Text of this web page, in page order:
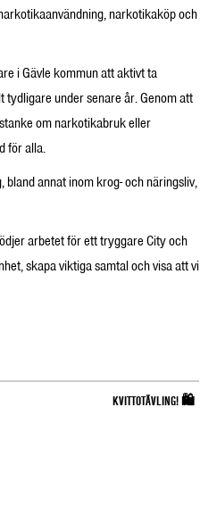
narkotikaköp och
i Gävle kommun att aktivt ta
under senare år. Genom att
om narkotikabruk eller
för alla.
annat inom krog- och näringsliv,
arbetet för ett tryggare City och
skapa viktiga samtal och visa att vi
KVITTOTÄVLING! 🛍️